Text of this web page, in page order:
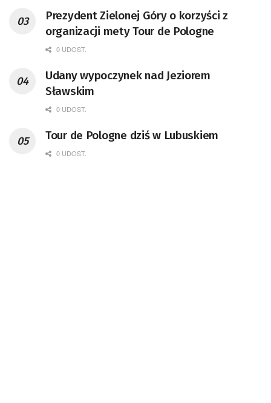
Prezydent Zielonej Góry o korzyści z
organizacji mety Tour de Pologne
0 UDOST.
Udany wypoczynek nad Jeziorem
Sławskim
0 UDOST.
Tour de Pologne dziś w Lubuskiem
0 UDOST.